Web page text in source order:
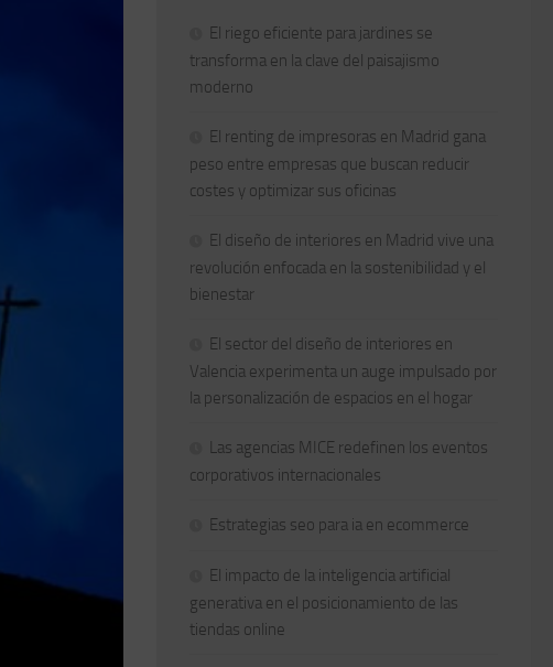
El riego eficiente para jardines se
transforma en la clave del paisajismo
moderno
El renting de impresoras en Madrid gana
peso entre empresas que buscan reducir
costes y optimizar sus oficinas
El diseño de interiores en Madrid vive una
revolución enfocada en la sostenibilidad y el
bienestar
El sector del diseño de interiores en
Valencia experimenta un auge impulsado por
la personalización de espacios en el hogar
Las agencias MICE redefinen los eventos
corporativos internacionales
Estrategias seo para ia en ecommerce
El impacto de la inteligencia artificial
generativa en el posicionamiento de las
tiendas online